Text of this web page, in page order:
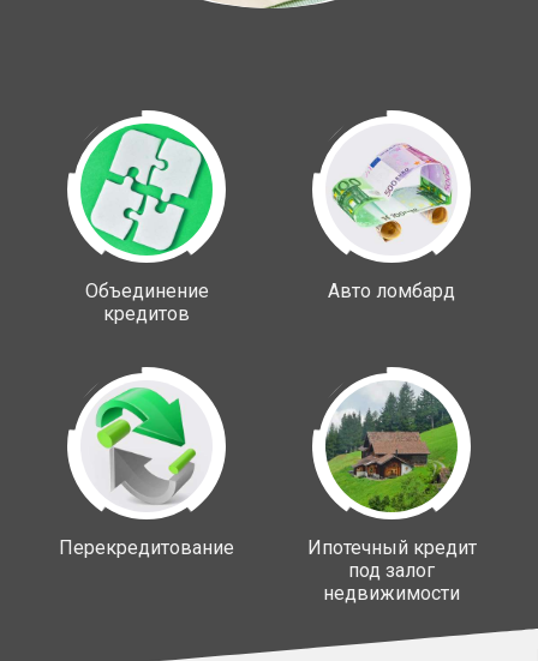
Объединение
кредитов
Авто ломбард
Перекредитование
Ипотечный кредит
под залог
недвижимости